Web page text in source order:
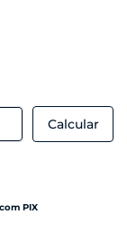
PIX